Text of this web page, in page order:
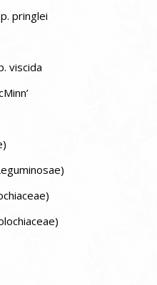
pringlei
viscida